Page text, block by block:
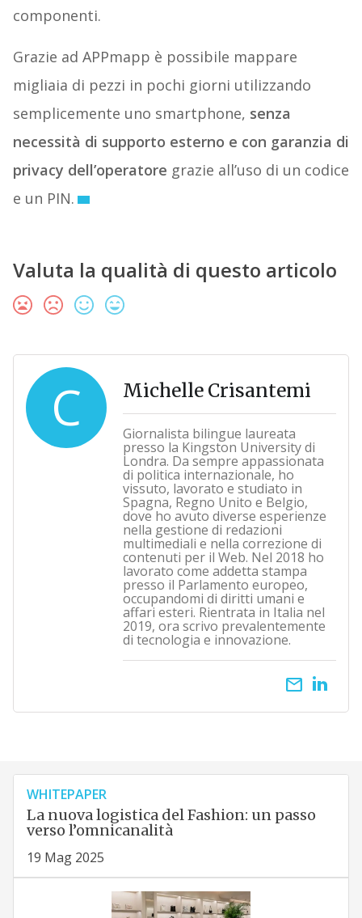
componenti.
Grazie ad APPmapp è possibile mappare
migliaia di pezzi in pochi giorni utilizzando
semplicemente uno smartphone, senza
necessità di supporto esterno e con garanzia di
privacy dell’operatore grazie all’uso di un codice
e un PIN.
Valuta la qualità di questo articolo
C Michelle Crisantemi
Giornalista bilingue laureata
presso la Kingston University di
Londra. Da sempre appassionata
di politica internazionale, ho
vissuto, lavorato e studiato in
Spagna, Regno Unito e Belgio,
dove ho avuto diverse esperienze
nella gestione di redazioni
multimediali e nella correzione di
contenuti per il Web. Nel 2018 ho
lavorato come addetta stampa
presso il Parlamento europeo,
occupandomi di diritti umani e
affari esteri. Rientrata in Italia nel
2019, ora scrivo prevalentemente
di tecnologia e innovazione.
email
WHITEPAPER
La nuova logistica del Fashion: un passo
verso l’omnicanalità
19 Mag 2025